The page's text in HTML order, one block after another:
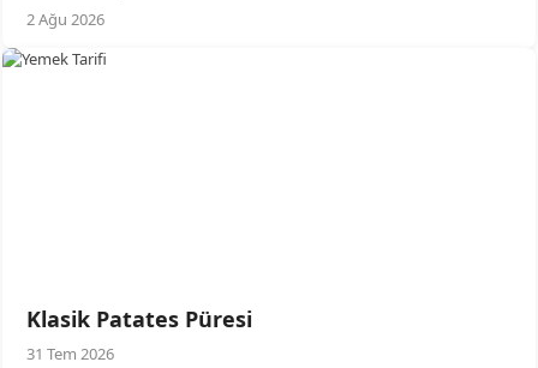
2 Ağu 2026
Klasik Patates Püresi
31 Tem 2026